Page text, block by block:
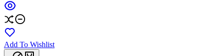
Add To Wishlist